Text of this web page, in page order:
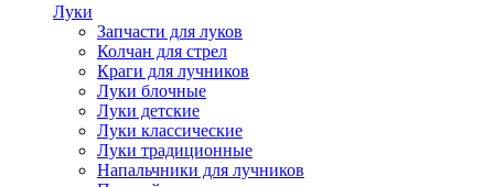
Луки
Запчасти для луков
Колчан для стрел
Краги для лучников
Луки блочные
Луки детские
Луки классические
Луки традиционные
Напальчники для лучников